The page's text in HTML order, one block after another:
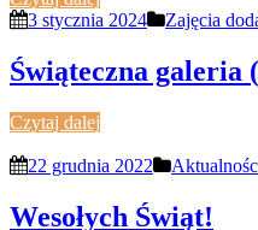
3 stycznia 2024
Zajęcia
Świąteczna galeria
Czytaj dalej
22 grudnia 2022
Wesołych Świąt!